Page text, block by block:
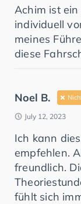
Achim ist
individuell
meines
diese
Noel B.
July 12, 2023
Ich kann
empfehlen.
freundlich.
fühlt sich